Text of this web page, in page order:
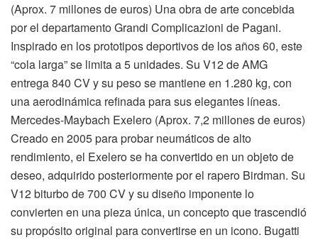
(Aprox. 7 millones de euros) Una obra de arte concebida
por el departamento Grandi Complicazioni de Pagani.
Inspirado en los prototipos deportivos de los años 60, este
“cola larga” se limita a 5 unidades. Su V12 de AMG
entrega 840 CV y su peso se mantiene en 1.280 kg, con
una aerodinámica refinada para sus elegantes líneas.
Mercedes-Maybach Exelero (Aprox. 7,2 millones de euros)
Creado en 2005 para probar neumáticos de alto
rendimiento, el Exelero se ha convertido en un objeto de
deseo, adquirido posteriormente por el rapero Birdman. Su
V12 biturbo de 700 CV y su diseño imponente lo
convierten en una pieza única, un concepto que trascendió
su propósito original para convertirse en un icono. Bugatti